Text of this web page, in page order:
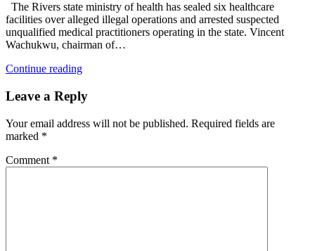
The Rivers state ministry of health has sealed six healthcare
facilities over alleged illegal operations and arrested suspected
unqualified medical practitioners operating in the state. Vincent
Wachukwu, chairman of…
Continue reading
Leave a Reply
Your email address will not be published. Required fields are
marked *
Comment *